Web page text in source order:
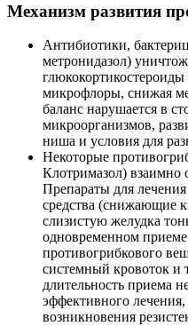
Механизм развития
Антибиотики,
метронидазол)
микрофлоры, снижая
баланс нарушается в
микроорганизмов,
ниша и условия для
Некоторые
Клотримазол) взаимно
Препараты для
средства (снижающие
слизистую желудка
одновременном
противогрибкового
системный кровоток и
длительность приема
эффективного
возникновения